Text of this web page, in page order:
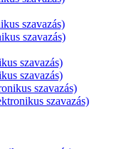
szavazás)
szavazás)
szavazás)
szavazás)
szavazás)
szavazás)